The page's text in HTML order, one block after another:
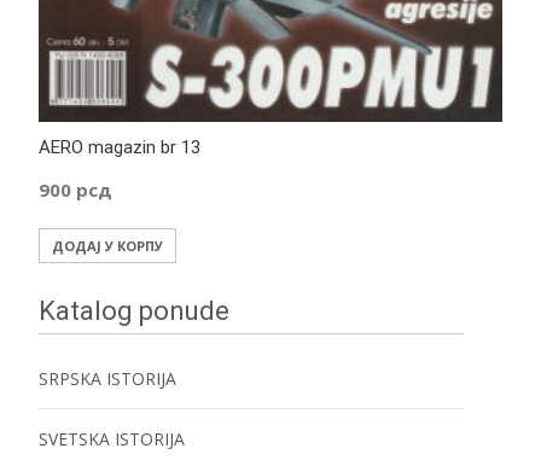
AERO magazin br 13
900 рсд
ДОДАЈ У КОРПУ
Katalog ponude
SRPSKA ISTORIJA
SVETSKA ISTORIJA